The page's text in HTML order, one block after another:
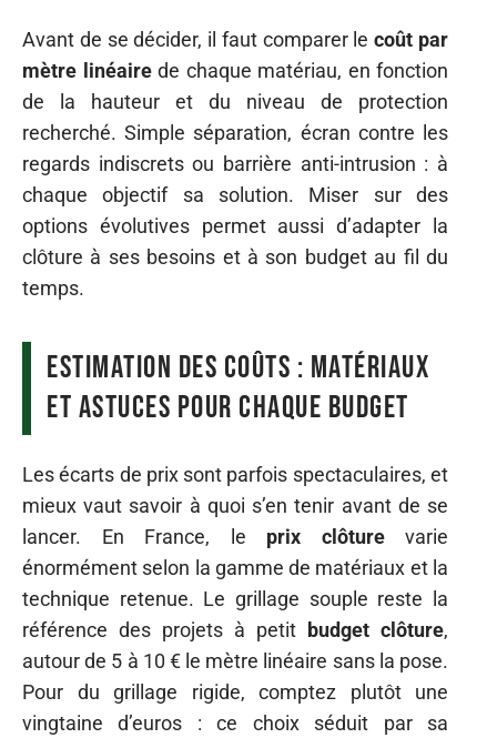
Avant de se décider, il faut comparer lecoût par
mètre linéairede chaque matériau, en fonction
de la hauteur et du niveau de protection
recherché. Simple séparation, écran contre les
regards indiscrets ou barrière anti-intrusion : à
chaque objectif sa solution. Miser sur des
options évolutives permet aussi d’adapter la
clôture à ses besoins et à son budget au fil du
temps.
Estimation des coûts : matériaux
et astuces pour chaque budget
Les écarts de prix sont parfois spectaculaires, et
mieux vaut savoir à quoi s’en tenir avant de se
lancer. En France, le prix clôturevarie
énormément selon la gamme de matériaux et la
technique retenue. Le grillage souple reste la
référence des projets à petit
budget clôture,
autour de 5 à 10 € le mètre linéaire sans la pose.
Pour du grillage rigide, comptez plutôt une
vingtaine d’euros : ce choix séduit par sa